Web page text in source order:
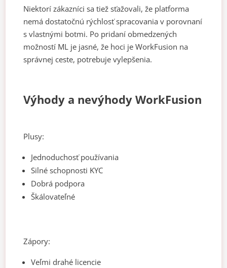
Niektorí zákazníci sa tiež sťažovali, že platforma
nemá dostatočnú rýchlosť spracovania v porovnaní
s vlastnými botmi. Po pridaní obmedzených
možností ML je jasné, že hoci je WorkFusion na
správnej ceste, potrebuje vylepšenia.
Výhody a nevýhody WorkFusion
Plusy:
Jednoduchosť používania
Silné schopnosti KYC
Dobrá podpora
Škálovateľné
Zápory:
Veľmi drahé licencie